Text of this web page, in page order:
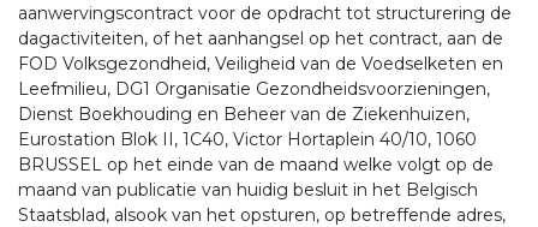
aanwervingscontract voor de opdracht tot structurering de
dagactiviteiten, of het aanhangsel op het contract, aan de
FOD Volksgezondheid, Veiligheid van de Voedselketen en
Leefmilieu, DG1 Organisatie Gezondheidsvoorzieningen,
Dienst Boekhouding en Beheer van de Ziekenhuizen,
Eurostation Blok II, 1C40, Victor Hortaplein 40/10, 1060
BRUSSEL op het einde van de maand welke volgt op de
maand van publicatie van huidig besluit in het Belgisch
Staatsblad, alsook van het opsturen, op betreffende adres,